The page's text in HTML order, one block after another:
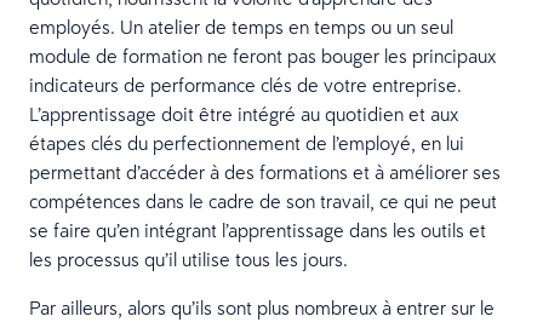
employés. Un atelier de temps en temps ou un seul
module de formation ne feront pas bouger les principaux
indicateurs de performance clés de votre entreprise.
L’apprentissage doit être intégré au quotidien et aux
étapes clés du perfectionnement de l’employé, en lui
permettant d’accéder à des formations et à améliorer ses
compétences dans le cadre de son travail, ce qui ne peut
se faire qu’en intégrant l’apprentissage dans les outils et
les processus qu’il utilise tous les jours.
Par ailleurs, alors qu’ils sont plus nombreux à entrer sur le